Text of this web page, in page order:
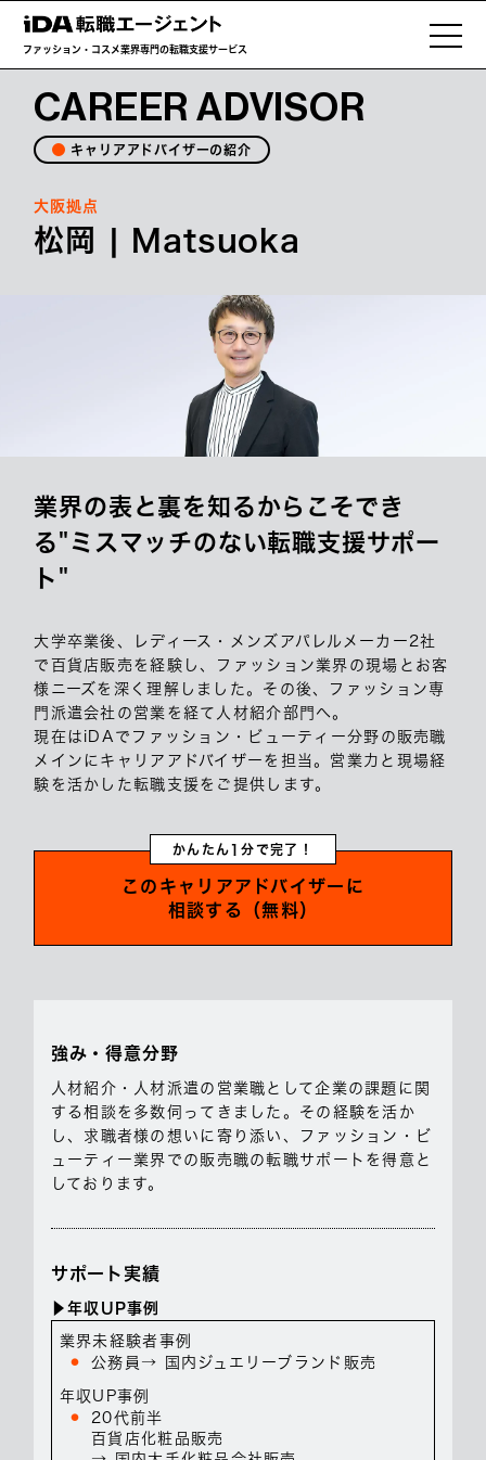
ファッション・コスメ業界専門の転職支援サービス
CAREER ADVISOR
キャリアアドバイザーの紹介
大阪拠点
松岡 | Matsuoka
業界の表と裏を知るからこそでき
る"ミスマッチのない転職支援サポー
ト"
大学卒業後、レディース・メンズアパレルメーカー2社
で百貨店販売を経験し、ファッション業界の現場とお客
様ニーズを深く理解しました。その後、ファッション専
門派遣会社の営業を経て人材紹介部門へ。
現在はiDAでファッション・ビューティー分野の販売職
メインにキャリアアドバイザーを担当。営業力と現場経
験を活かした転職支援をご提供します。
かんたん1分で完了！
このキャリアアドバイザーに
相談する（無料）
強み・得意分野
人材紹介・人材派遣の営業職として企業の課題に関
する相談を多数伺ってきました。その経験を活か
し、求職者様の想いに寄り添い、ファッション・ビ
ューティー業界での販売職の転職サポートを得意と
しております。
サポート実績
▶︎年収UP事例
業界未経験者事例
公務員→ 国内ジュエリーブランド販売
年収UP事例
20代前半
百貨店化粧品販売